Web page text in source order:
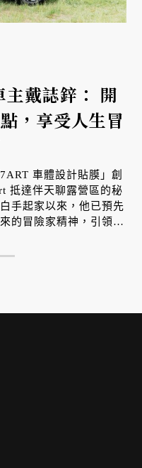
戴誌鋅： 開
，享受人生冒
車體設計貼膜」創
抵達伴天聊露營區的秘
手起家以來，他已預先
的冒險家精神，引領他